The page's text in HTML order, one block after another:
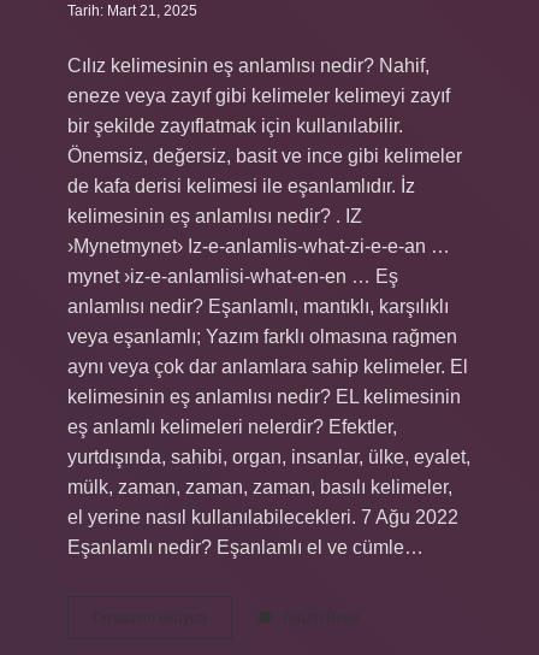
Tarih: Mart 21, 2025
Cılız kelimesinin eş anlamlısı nedir? Nahif,
eneze veya zayıf gibi kelimeler kelimeyi zayıf
bir şekilde zayıflatmak için kullanılabilir.
Önemsiz, değersiz, basit ve ince gibi kelimeler
de kafa derisi kelimesi ile eşanlamlıdır. İz
kelimesinin eş anlamlısı nedir? . IZ
›Mynetmynet› Iz-e-anlamlis-what-zi-e-e-an …
mynet ›iz-e-anlamlisi-what-en-en … Eş
anlamlısı nedir? Eşanlamlı, mantıklı, karşılıklı
veya eşanlamlı; Yazım farklı olmasına rağmen
aynı veya çok dar anlamlara sahip kelimeler. El
kelimesinin eş anlamlısı nedir? EL kelimesinin
eş anlamlı kelimeleri nelerdir? Efektler,
yurtdışında, sahibi, organ, insanlar, ülke, eyalet,
mülk, zaman, zaman, zaman, basılı kelimeler,
el yerine nasıl kullanılabilecekleri. 7 Ağu 2022
Eşanlamlı nedir? Eşanlamlı el ve cümle…
Devamını okuyun
Kelimesinin
Yorum Bırak